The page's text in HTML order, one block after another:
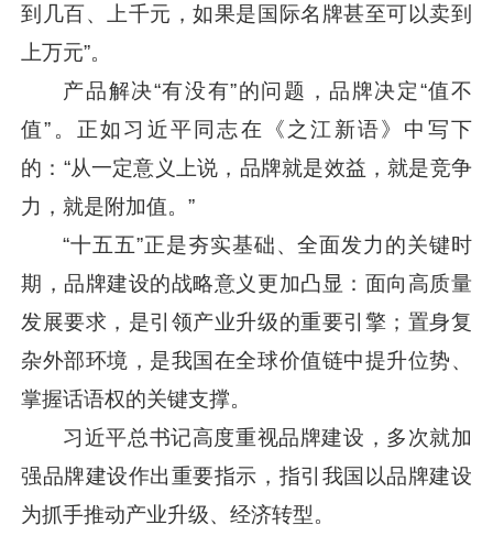
到几百、上千元，如果是国际名牌甚至可以卖到
上万元”。
产品解决“有没有”的问题，品牌决定“值不
值”。正如 习近平同志在《之江新语》中写下
的：“从一定意义上说，品牌就是效益，就是竞争
力，就是附加值。”
“十五五”正是夯实基础、全面发力的关键时
期，品牌建设的战略意义更加凸显：面向高质量
发展要求，是引领产业升级的重要引擎；置身复
杂外部环境，是我国在全球价值链中提升位势、
掌握话语权的关键支撑。
习近平总书记高度重视品牌建设，多次就加
强品牌建设作出重要指示，指引我国以品牌建设
为抓手推动产业升级、经济转型。